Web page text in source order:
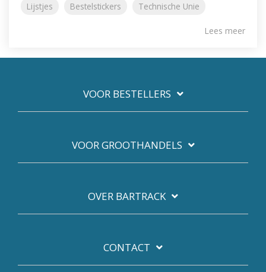
Lijstjes
Bestelstickers Technische Unie
Lees meer
VOOR BESTELLERS
VOOR GROOTHANDELS
OVER BARTRACK
CONTACT